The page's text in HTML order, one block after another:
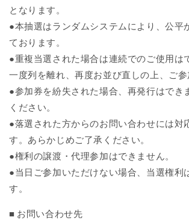
となります。
●本抽選はランダムシステムにより、公平
ております。
●重複当選された場合は連続でのご使用は
一度列を離れ、再度お並び直しの上、ご参
●参加券を紛失された場合、再発行はでき
ください。
●落選された方からのお問い合わせには対
す。あらかじめご了承ください。
●権利の譲渡・代理参加はできません。
●当日ご参加いただけない場合、当選権利
す。
■ お問い合わせ先